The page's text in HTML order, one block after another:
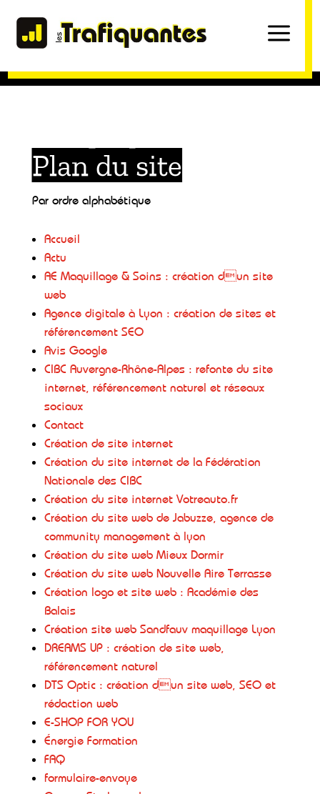
a
Plan du site
Par ordre alphabétique
Accueil
Actu
AE Maquillage & Soins : création dun site
web
Agence digitale à Lyon : création de sites et
référencement SEO
Avis Google
CIBC Auvergne-Rhône-Alpes : refonte du site
internet, référencement naturel et réseaux
sociaux
Contact
Création de site internet
Création du site internet de la Fédération
Nationale des CIBC
Création du site internet Votreauto.fr
Création du site web de Jabuzze, agence de
community management à lyon
Création du site web Mieux Dormir
Création du site web Nouvelle Aire Terrasse
Création logo et site web : Académie des
Balais
Création site web Sandfauv maquillage Lyon
DREAMS UP : création de site web,
référencement naturel
DTS Optic : création dun site web, SEO et
rédaction web
E-SHOP FOR YOU
Énergie Formation
FAQ
formulaire-envoye